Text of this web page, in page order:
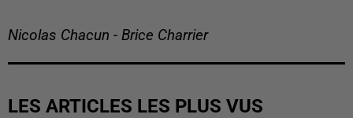
Nicolas Chacun - Brice Charrier
LES ARTICLES LES PLUS VUS